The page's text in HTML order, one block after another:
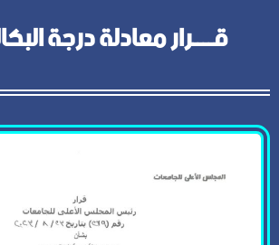
قــــرار معادلة درجة